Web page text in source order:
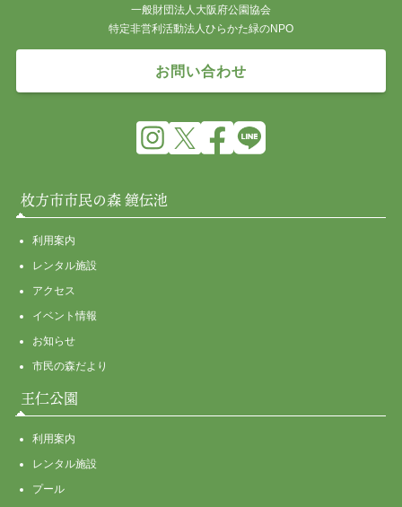
一般財団法人大阪府公園協会
特定非営利活動法人ひらかた緑のNPO
お問い合わせ
枚方市市民の森 鏡伝池
利用案内
レンタル施設
アクセス
イベント情報
お知らせ
市民の森だより
王仁公園
利用案内
レンタル施設
プール